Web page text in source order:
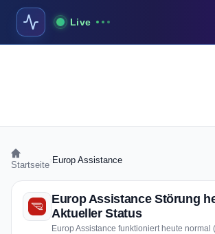
Live
Startseite Europ Assistance
Europ Assistance Störung
Aktueller Status
Europ Assistance funktioniert heute normal